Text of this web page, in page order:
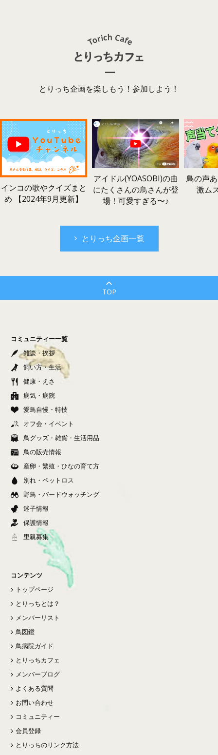
とりっち企画を楽しもう！参加しよう！
インコの歌やクイズまと
め 【2024年9月更新】
アイドル(YOASOBI)の曲
にたくさんの鳥さんが登
場！可愛すぎる〜♪
鳥の声
激ム
とりっち企画一覧
TOP
コミュニティー一覧
雑談・挨拶
飼い方・生活
健康・えさ
病気・病院
愛鳥自慢・特技
オフ会・イベント
鳥グッズ・雑貨・生活用品
鳥の販売情報
産卵・繁殖・ひなの育て方
別れ・ペットロス
野鳥・バードウォッチング
迷子情報
保護情報
里親募集
コンテンツ
トップページ
とりっちとは？
メンバーリスト
鳥図鑑
鳥病院ガイド
とりっちカフェ
メンバーブログ
よくある質問
お問い合わせ
コミュニティー
会員登録
とりっちのリンク方法